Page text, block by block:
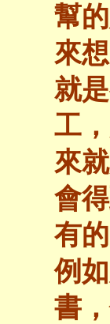
幫
來
就
工
來
會
有
例
書